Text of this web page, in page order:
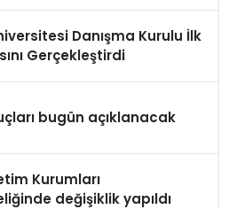
Danışma Kurulu İlk
Gerçekleştirdi
bugün açıklanacak
Kurumları
değişiklik yapıldı